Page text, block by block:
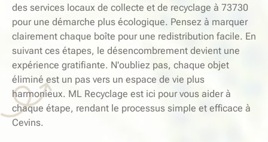
des services locaux de collecte et de recyclage à 73730
pour une démarche plus écologique. Pensez à marquer
clairement chaque boîte pour une redistribution facile. En
suivant ces étapes, le désencombrement devient une
expérience gratifiante. N'oubliez pas, chaque objet
éliminé est un pas vers un espace de vie plus
harmonieux. ML Recyclage est ici pour vous aider à
chaque étape, rendant le processus simple et efficace à
Cevins.